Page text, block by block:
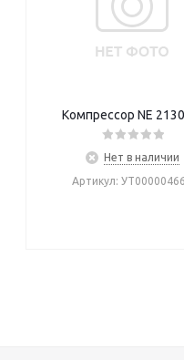
Компрессор NE
Нет в наличии
Артикул: